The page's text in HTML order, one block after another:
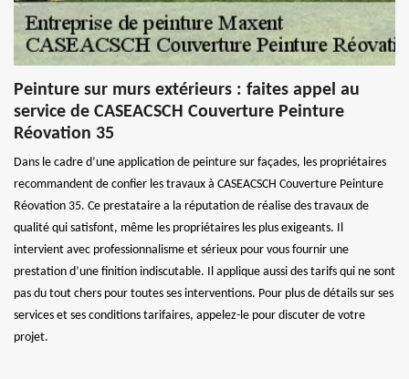
Peinture sur murs extérieurs : faites appel au
service de CASEACSCH Couverture Peinture
Réovation 35
Dans le cadre d’une application de peinture sur façades, les propriétaires
recommandent de confier les travaux à CASEACSCH Couverture Peinture
Réovation 35. Ce prestataire a la réputation de réalise des travaux de
qualité qui satisfont, même les propriétaires les plus exigeants. Il
intervient avec professionnalisme et sérieux pour vous fournir une
prestation d’une finition indiscutable. Il applique aussi des tarifs qui ne sont
pas du tout chers pour toutes ses interventions. Pour plus de détails sur ses
services et ses conditions tarifaires, appelez-le pour discuter de votre
projet.